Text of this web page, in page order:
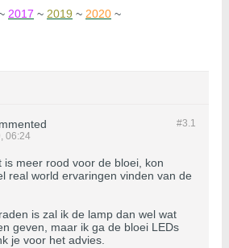
2017 ~ 2019 ~ 2020 ~
#3.1
06:24
is meer rood voor de bloei, kon
real world ervaringen vinden van de
is zal ik de lamp dan wel wat
geven, maar ik ga de bloei LEDs
je voor het advies.